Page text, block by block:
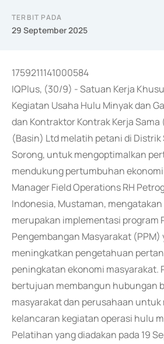
TERBIT PADA
29 September 2025
1759211141000584
IQPlus, (30/9) - Satuan Kerja
Kegiatan Usaha Hulu Minyak dan
dan Kontraktor Kontrak Kerja Sama
(Basin) Ltd melatih petani di Distrik
Sorong, untuk mengoptimalkan
mendukung pertumbuhan
Manager Field Operations RH
Indonesia, Mustaman,
merupakan implementasi program
Pengembangan Masyarakat
meningkatkan pengetahuan
peningkatan ekonomi masyarakat.
bertujuan membangun hubungan
masyarakat dan perusahaan
kelancaran kegiatan operasi hulu
Pelatihan yang diadakan pada 19